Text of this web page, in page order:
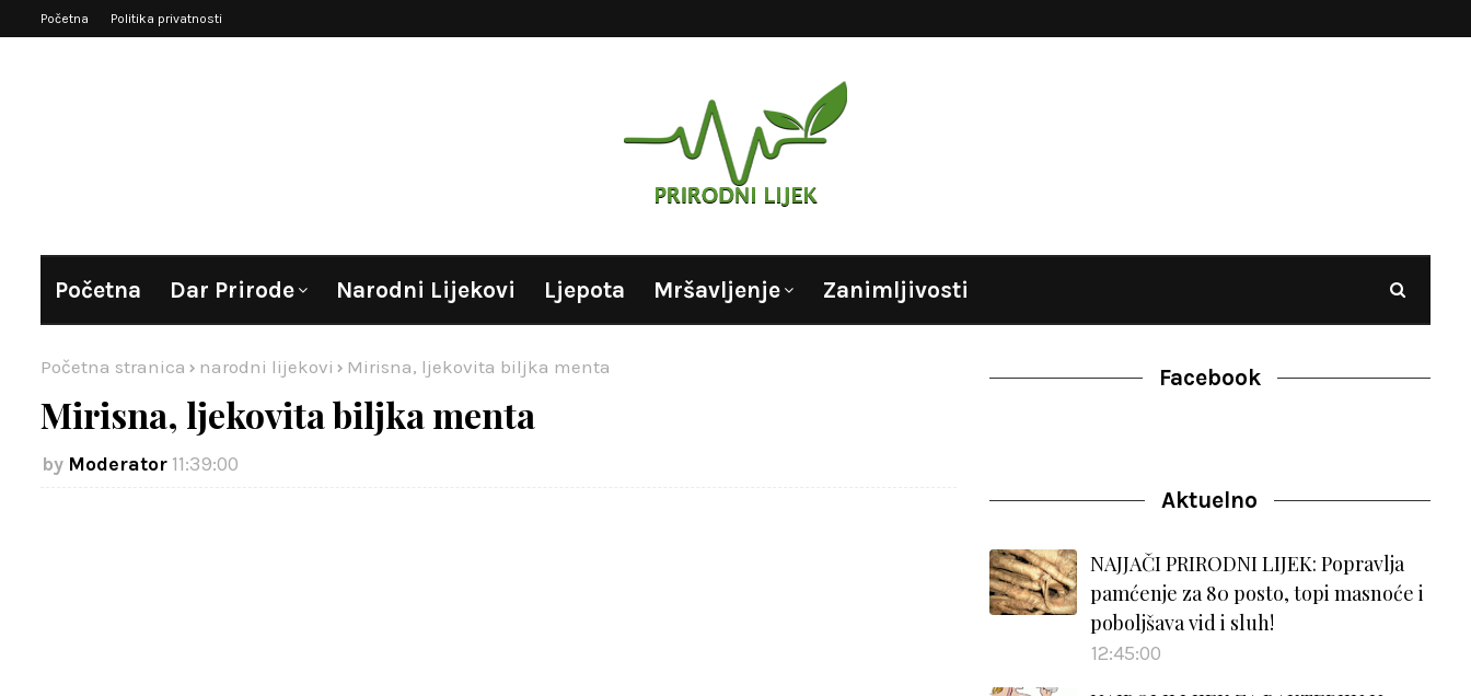
Početna Politika privatnosti
Početna Dar Prirode Narodni Lijekovi Ljepota Mršavljenje Zanimljivosti
Početna stranica narodni lijekovi Mirisna, ljekovita biljka menta
Mirisna, ljekovita biljka menta
Moderator 11:39:00
Facebook
Aktuelno
NAJJAČI PRIRODNI LIJEK: Popravlja
pamćenje za 80 posto, topi masnoće i
poboljšava vid i sluh!
12:45:00